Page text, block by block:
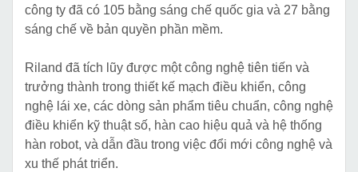
công ty đã có 105 bằng sáng chế quốc gia và 27 bằng
sáng chế về bản quyền phần mềm.
Riland đã tích lũy được một công nghệ tiên tiến và
trưởng thành trong thiết kế mạch điều khiển, công
nghệ lái xe, các dòng sản phẩm tiêu chuẩn, công nghệ
điều khiển kỹ thuật số, hàn cao hiệu quả và hệ thống
hàn robot, và dẫn đầu trong việc đổi mới công nghệ và
xu thế phát triển.